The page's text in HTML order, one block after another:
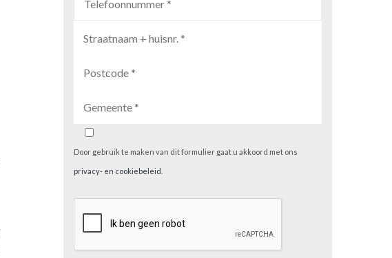
Door gebruik te maken van dit formulier gaat u akkoord met ons
privacy- en cookiebeleid